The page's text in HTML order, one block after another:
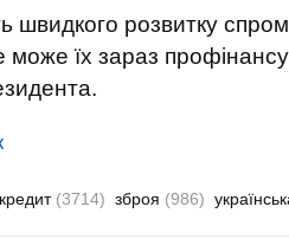
швидкого розвитку
може їх зараз
кредит (3714) зброя (986)